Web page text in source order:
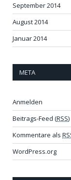
September 2014
August 2014
Januar 2014
META
Anmelden
Beitrags-Feed (RSS)
Kommentare als
WordPress.org